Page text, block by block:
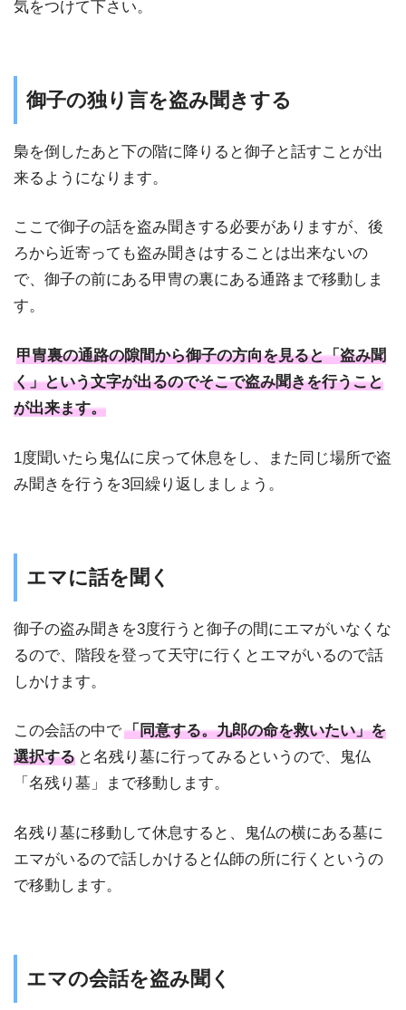
気をつけて下さい。
御子の独り言を盗み聞きする
梟を倒したあと下の階に降りると御子と話すことが出
来るようになります。
ここで御子の話を盗み聞きする必要がありますが、後
ろから近寄っても盗み聞きはすることは出来ないの
で、御子の前にある甲冑の裏にある通路まで移動しま
す。
甲冑裏の通路の隙間から御子の方向を見ると「盗み聞
く」という文字が出るのでそこで盗み聞きを行うこと
が出来ます。
1度聞いたら鬼仏に戻って休息をし、また同じ場所で盗
み聞きを行うを3回繰り返しましょう。
エマに話を聞く
御子の盗み聞きを3度行うと御子の間にエマがいなくな
るので、階段を登って天守に行くとエマがいるので話
しかけます。
この会話の中で「同意する。九郎の命を救いたい」を
選択する と名残り墓に行ってみるというので、鬼仏
「名残り墓」まで移動します。
名残り墓に移動して休息すると、鬼仏の横にある墓に
エマがいるので話しかけると仏師の所に行くというの
で移動します。
エマの会話を盗み聞く